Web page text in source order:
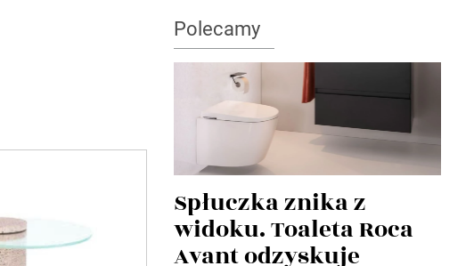
numer
Wydanie papieroweWydanie cyfrowe
Polecamy
Spłuczka znika z
widoku. Toaleta Roca
Avant odzyskuje